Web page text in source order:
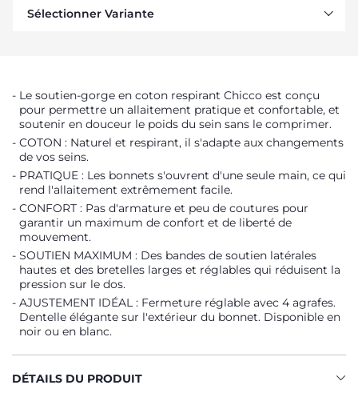
Sélectionner Variante
Le soutien-gorge en coton respirant Chicco est conçu
pour permettre un allaitement pratique et confortable, et
soutenir en douceur le poids du sein sans le comprimer.
COTON : Naturel et respirant, il s'adapte aux changements
de vos seins.
PRATIQUE : Les bonnets s'ouvrent d'une seule main, ce qui
rend l'allaitement extrêmement facile.
CONFORT : Pas d'armature et peu de coutures pour
garantir un maximum de confort et de liberté de
mouvement.
SOUTIEN MAXIMUM : Des bandes de soutien latérales
hautes et des bretelles larges et réglables qui réduisent la
pression sur le dos.
AJUSTEMENT IDÉAL : Fermeture réglable avec 4 agrafes.
Dentelle élégante sur l'extérieur du bonnet. Disponible en
noir ou en blanc.
DÉTAILS DU PRODUIT